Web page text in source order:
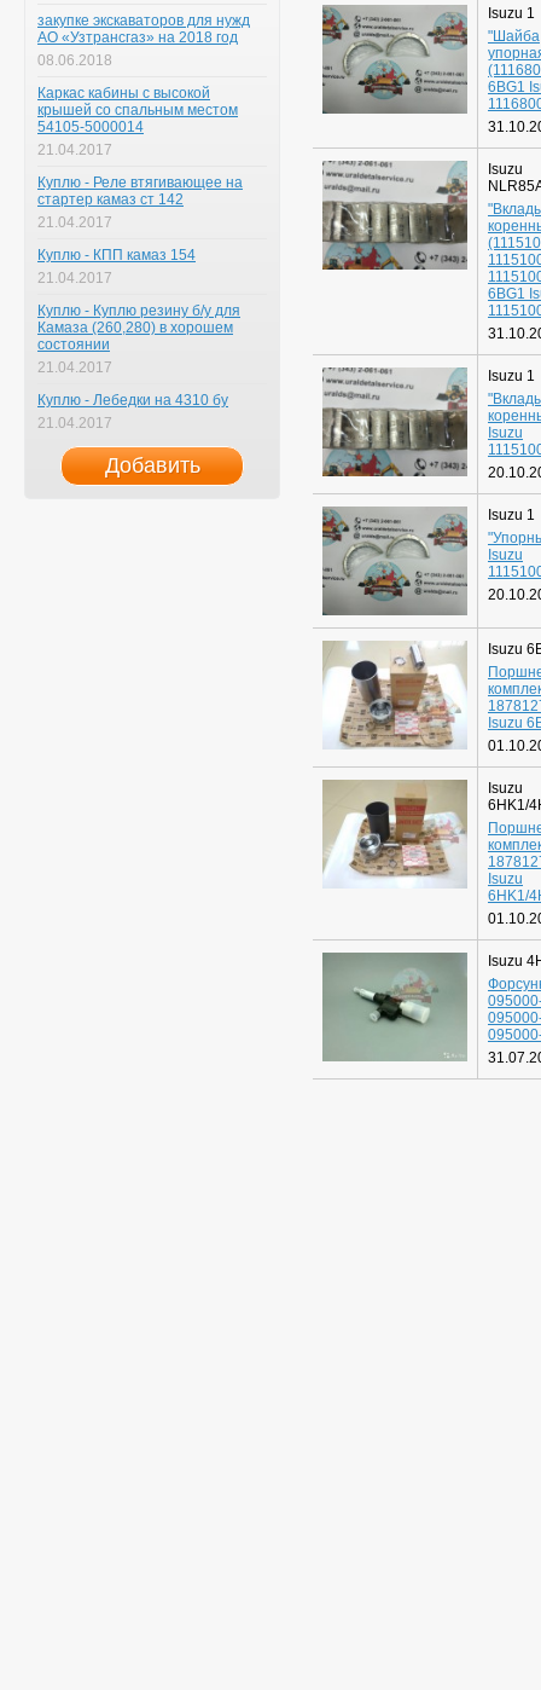
закупке экскаваторов для нужд
АО «Узтрансгаз» на 2018 год
08.06.2018
Каркас кабины с высокой
крышей со спальным местом
54105-5000014
21.04.2017
Куплю - Реле втягивающее на
стартер камаз ст 142
21.04.2017
Куплю - КПП камаз 154
21.04.2017
Куплю - Куплю резину б/у для
Камаза (260,280) в хорошем
состоянии
21.04.2017
Куплю - Лебедки на 4310 бу
21.04.2017
Добавить
Isuzu 1
"Шайба
6BG1
Isuzu
6BG1
Isuzu 1
Isuzu
Isuzu 1
Isuzu
Isuzu
Isuzu
Isuzu
6HK1/
Isuzu
6HK1/
Isuzu